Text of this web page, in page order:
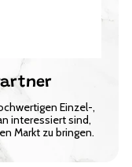
Einzel-,
interessiert sind,
Markt zu bringen.